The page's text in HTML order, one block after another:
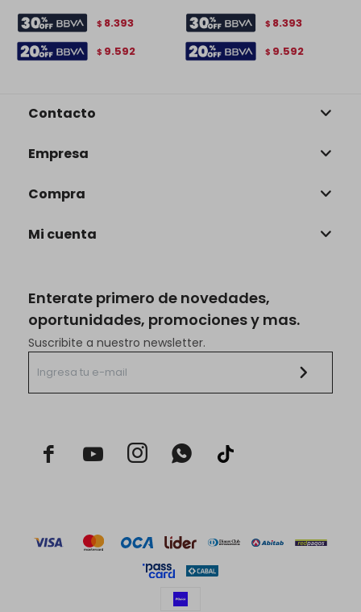
$ 8.393
$ 9.592
$ 8.393
$ 9.592
Enterate primero de novedades,
oportunidades, promociones y mas.
Suscribite a nuestro newsletter.
  
Contacto
Empresa
Compra
Mi cuenta